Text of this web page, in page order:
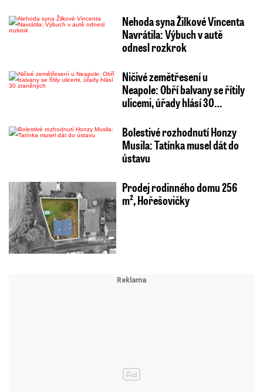
Nehoda syna Žilkové Vincenta
Navrátila: Výbuch v autě
odnesl rozkrok
Ničivé zemětřesení u
Neapole: Obří balvany se řítily
ulicemi, úřady hlásí 30…
Bolestivé rozhodnutí Honzy
Musila: Tatínka musel dát do
ústavu
Prodej rodinného domu 256
m², Hořešovičky